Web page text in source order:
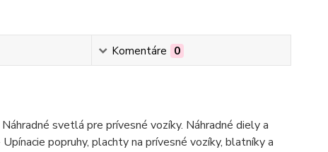
Komentáre 0
svetlá pre prívesné vozíky. Náhradné diely a
popruhy, plachty na prívesné vozíky, blatníky a